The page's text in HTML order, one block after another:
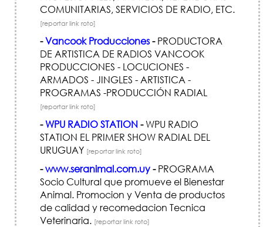
COMUNITARIAS, SERVICIOS DE RADIO, ETC.
[reportar link roto]
-Vancook Producciones-PRODUCTORA
DE ARTISTICA DE RADIOS VANCOOK
PRODUCCIONES - LOCUCIONES -
ARMADOS - JINGLES - ARTISTICA -
PROGRAMAS -PRODUCCIÓN RADIAL
[reportar link roto]
-WPU RADIO STATION-WPU RADIO
STATION EL PRIMER SHOW RADIAL DEL
URUGUAY [reportar link roto]
-www.seranimal.com.uy-PROGRAMA
Socio Cultural que promueve el Bienestar
Animal. Promocion y Venta de productos
de calidad y recomedacion Tecnica
Veterinaria. [reportar link roto]